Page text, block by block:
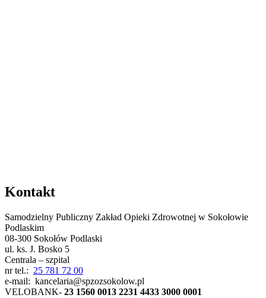
Kontakt
Samodzielny Publiczny Zakład Opieki Zdrowotnej w Sokołowie
Podlaskim
08-300 Sokołów Podlaski
ul. ks. J. Bosko 5
Centrala – szpital
nr tel.: 25 781 72 00
e-mail: kancelaria@spzozsokolow.pl
VELOBANK- 23 1560 0013 2231 4433 3000 0001